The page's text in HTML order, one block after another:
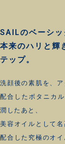
SAILのベーシッ
本来のハリと輝
テップ。
洗顔後の素肌を、
配合したボタニカ
潤したあと、
美容オイルとして
配合した究極のオ